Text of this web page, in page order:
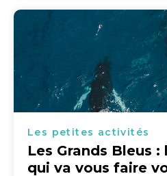
Les petites activités
Les Grands Bleus
qui va vous faire